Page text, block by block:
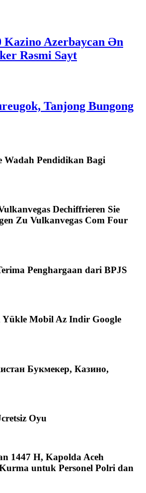
Kazino Azerbaycan Ən
Rəsmi Sayt
Tanjong Bungong
Wadah Pendidikan Bagi
Dechiffrieren Sie
Zu Vulkanvegas Com Four
Penghargaan dari BPJS
Yükle Mobil Az Indir Google
Букмекер, Казино,
Oyu
1447 H, Kapolda Aceh
untuk Personel Polri dan